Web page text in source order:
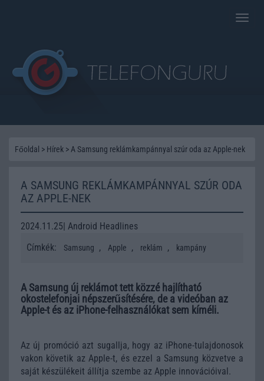
Toggle
Főoldal > Hírek > A Samsung reklámkampánnyal szúr oda az Apple-nek
A SAMSUNG REKLÁMKAMPÁNNYAL SZÚR ODA
AZ APPLE-NEK
2024.11.25| Android Headlines
Címkék:
Samsung , Apple , reklám , kampány
A Samsung új reklámot tett közzé hajlítható
okostelefonjai népszerűsítésére, de a videóban az
Apple-t és az iPhone-felhasználókat sem kíméli.
Az új promóció azt sugallja, hogy az iPhone-tulajdonosok
vakon követik az Apple-t, és ezzel a Samsung közvetve a
saját készülékeit állítja szembe az Apple innovációival.